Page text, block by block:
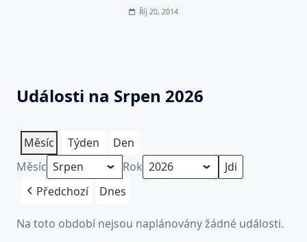
Říj 20, 2014
Události na Srpen 2026
Měsíc Týden
Den
Měsíc
Rok
Předchozí
Dnes
Na toto období nejsou naplánovány žádné události.